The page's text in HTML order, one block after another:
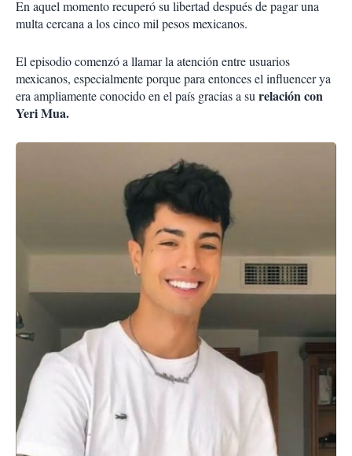
En aquel momento recuperó su libertad después de pagar una
multa cercana a los cinco mil pesos mexicanos.
El episodio comenzó a llamar la atención entre usuarios
mexicanos, especialmente porque para entonces el influencer ya
era ampliamente conocido en el país gracias a su relación con
Yeri Mua.